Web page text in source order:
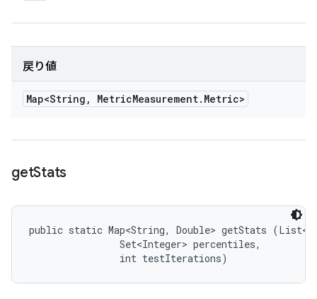
戻り値
Map<String , MetricMeasurement. Metric>
getStats
public static Map<String, Double> getStats
                Set<Integer> percentiles,
                int testIterations)